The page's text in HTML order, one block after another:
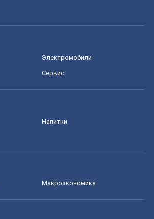
Электромобили
Сервис
Напитки
Mакроэкономика